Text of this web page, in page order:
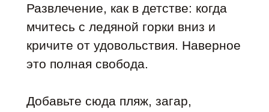
Развлечение, как в детстве: когда
мчитесь с ледяной горки вниз и
кричите от удовольствия. Наверное
это полная свобода.
Добавьте сюда пляж, загар,